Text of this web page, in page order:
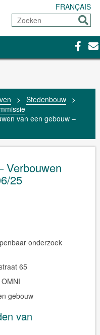
FRANÇAIS
Zoeken
Sturen
> Stedenbouw
>
van een gebouw –
Verbouwen
25
onderzoek
65
OMNI
gebouw
van